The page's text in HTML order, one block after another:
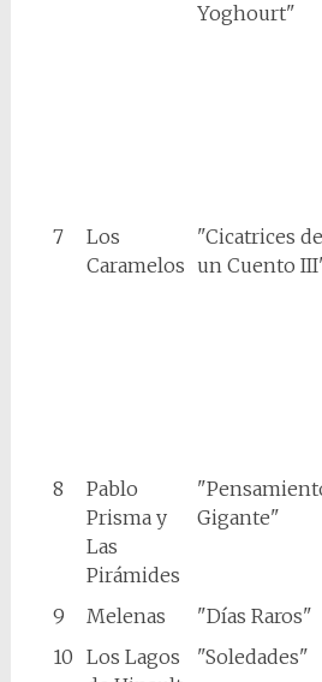
Yoghourt"
7
Los
Caramelos
"Cicatrices de
un Cuento
8
Pablo
Prisma y
Las
Pirámides
Gigante"
9 Melenas
"Días Raros"
10 Los Lagos
"Soledades"